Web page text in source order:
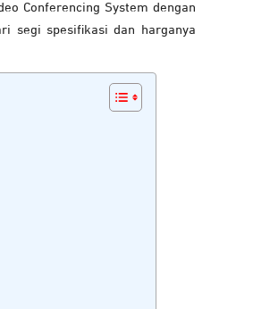
Conferencing System dengan
segi spesifikasi dan harganya